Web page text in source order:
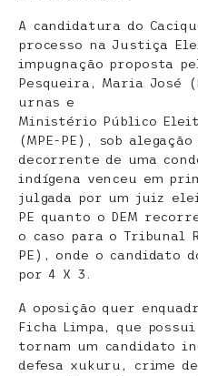
A candidatura do
processo na Justiça
impugnação proposta
Pesqueira, Maria José
urnas e
Ministério Público
(MPE-PE), sob
decorrente de uma
indígena venceu em
julgada por um juiz
PE quanto o DEM
o caso para o Tribunal
PE), onde o candidato
por 4 X 3.
A oposição quer
Ficha Limpa, que
tornam um candidato
defesa xukuru, crime